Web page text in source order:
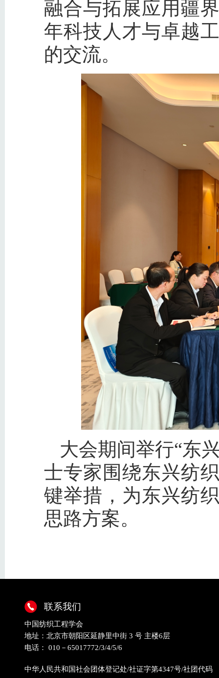
融合与拓展应用疆
年科技人才与卓越
的交流。
大会期间举行“东
士专家围绕东兴纺
键举措，为东兴纺
思路方案。
联系我们
中国纺织工程学会
地址：北京市朝阳区延静里中街 3 号 主楼6层
电话： 010－65017772/3/4/5/6
中华人民共和国社会团体登记处/社证字第4347号/社团代码